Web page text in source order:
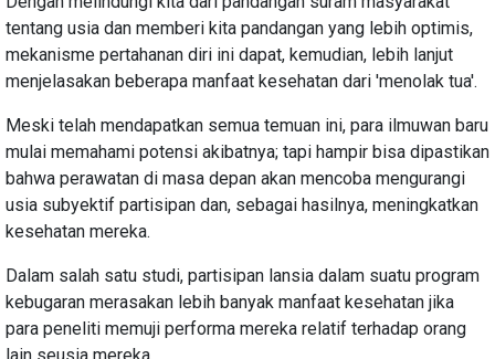
tentang usia dan memberi kita pandangan yang lebih optimis,
mekanisme pertahanan diri ini dapat, kemudian, lebih lanjut
menjelasakan beberapa manfaat kesehatan dari 'menolak tua'.
Meski telah mendapatkan semua temuan ini, para ilmuwan baru
mulai memahami potensi akibatnya; tapi hampir bisa dipastikan
bahwa perawatan di masa depan akan mencoba mengurangi
usia subyektif partisipan dan, sebagai hasilnya, meningkatkan
kesehatan mereka.
Dalam salah satu studi, partisipan lansia dalam suatu program
kebugaran merasakan lebih banyak manfaat kesehatan jika
para peneliti memuji performa mereka relatif terhadap orang